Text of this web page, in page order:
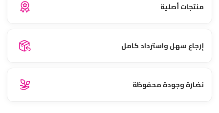
منتجات أصلية
إرجاع سهل واسترداد كامل
نضارة وجودة محفوظة